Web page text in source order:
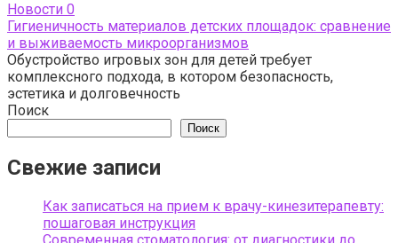
Новости 0
Гигиеничность материалов детских площадок: сравнение
и выживаемость микроорганизмов
Обустройство игровых зон для детей требует
комплексного подхода, в котором безопасность,
эстетика и долговечность
Поиск
Поиск
Свежие записи
Как записаться на прием к врачу-кинезитерапевту:
пошаговая инструкция